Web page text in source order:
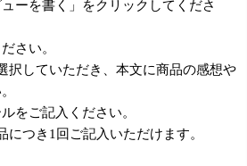
ーを書く」をクリックしてくださ
さい。
択していただき、本文に商品の感想や
をご記入ください。
つき1回ご記入いただけます。